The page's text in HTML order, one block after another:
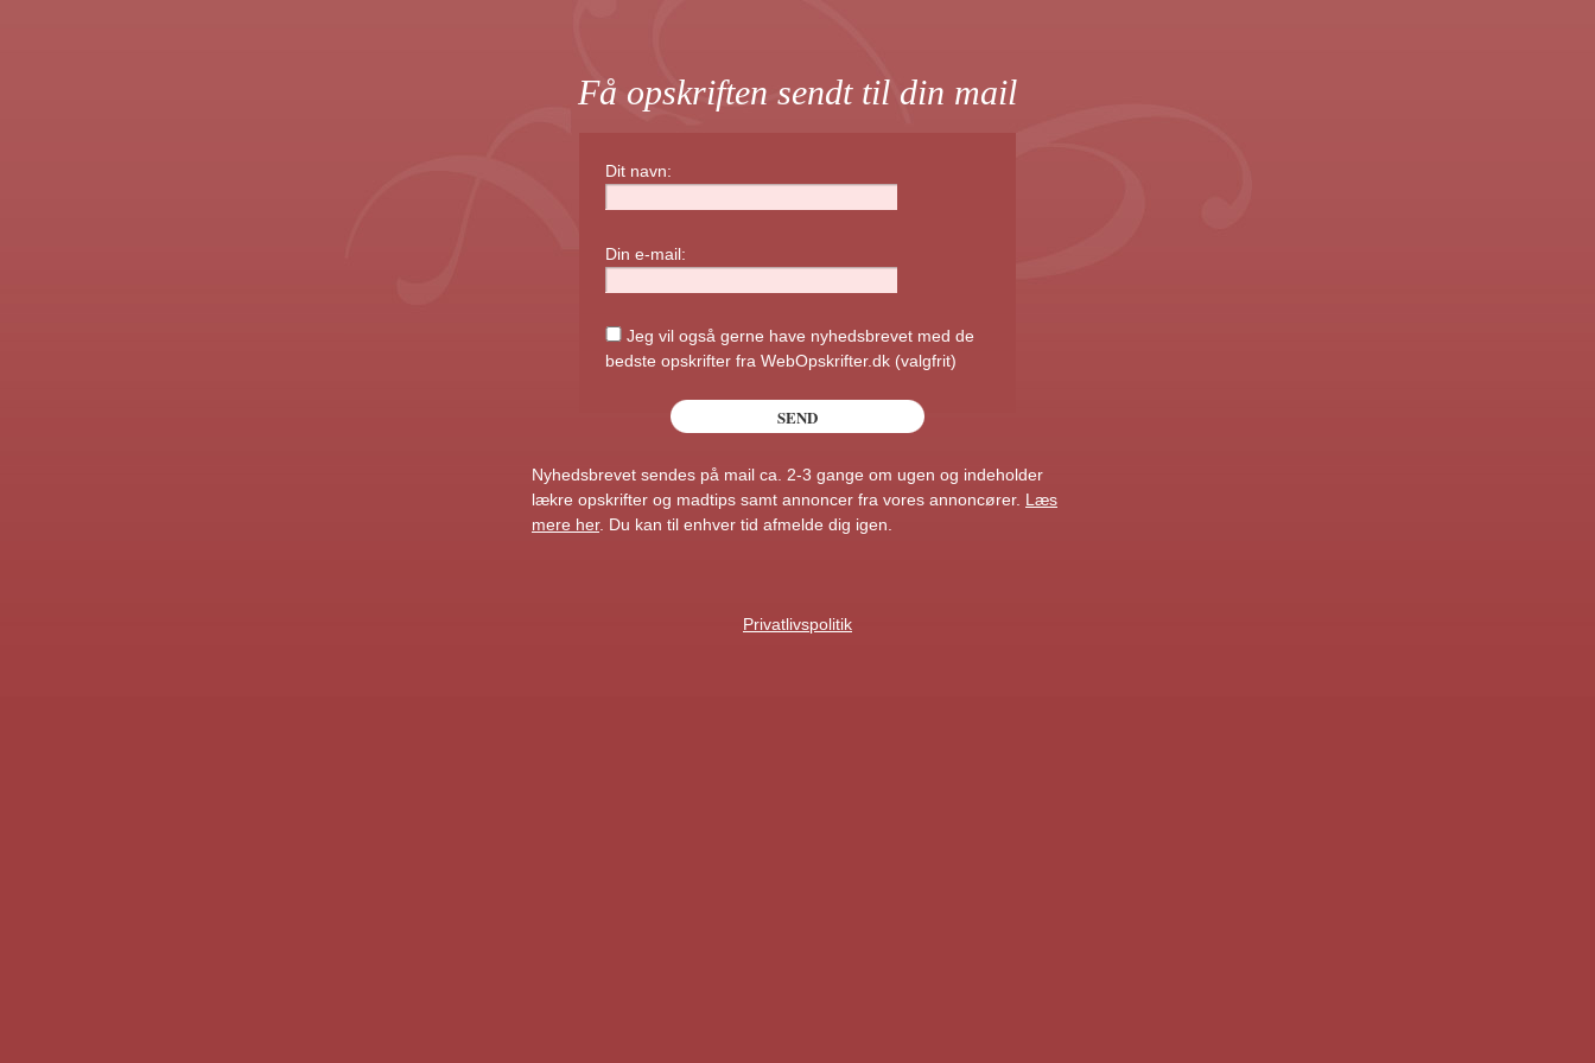
Få opskriften sendt til din mail
Dit navn:
Din e-mail:
Jeg vil også gerne have nyhedsbrevet med de
bedste opskrifter fra WebOpskrifter.dk (valgfrit)
Nyhedsbrevet sendes på mail ca. 2-3 gange om ugen og indeholder
lækre opskrifter og madtips samt annoncer fra vores annoncører. Læs
mere her. Du kan til enhver tid afmelde dig igen.
Privatlivspolitik